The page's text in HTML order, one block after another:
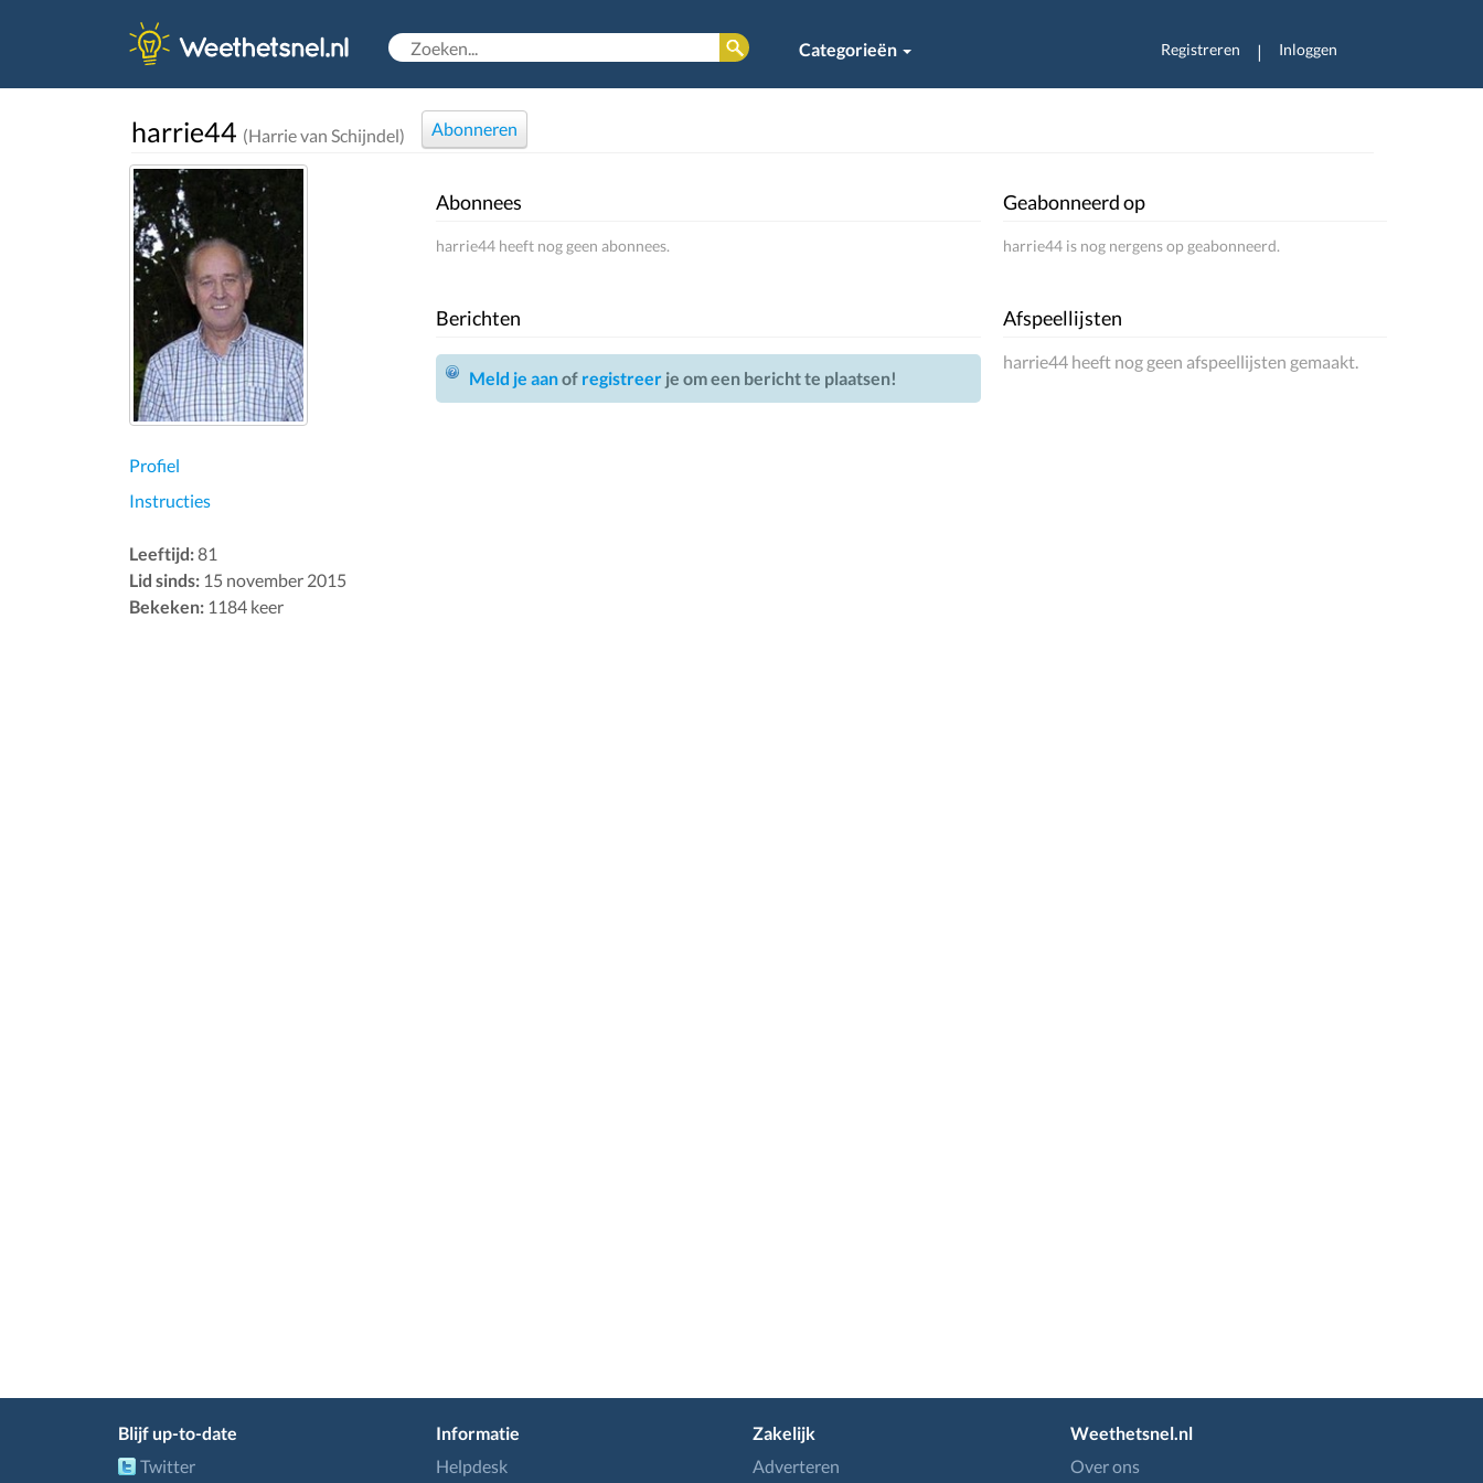
Categorieën Registreren | Inloggen
harrie44 (Harrie van Schijndel) Abonneren
Profiel
Instructies
Leeftijd:81
Lid sinds: 15 november 2015
Bekeken: 1184 keer
Abonnees
harrie44 heeft nog geen abonnees.
Berichten
Meld je aanof registreerje om een bericht te plaatsen!
Geabonneerd op
harrie44 is nog nergens op geabonneerd.
Afspeellijsten
harrie44 heeft nog geen afspeellijsten gemaakt.
Blijf up-to-date
Twitter
Informatie
Helpdesk
Zakelijk
Adverteren
Weethetsnel.nl
Over ons